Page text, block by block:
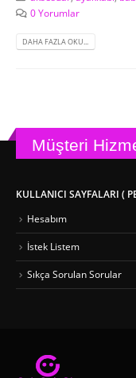
0 Yorumlar
DAHA FAZLA OKU...
Müşteri
KULLANICI SAYFALARI (
Hesabım
İstek Listem
Sıkça Sorulan Sorular